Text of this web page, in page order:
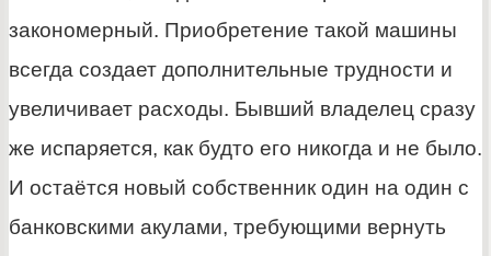
закономерный. Приобретение такой машины
всегда создает дополнительные трудности и
увеличивает расходы. Бывший владелец сразу
же испаряется, как будто его никогда и не было.
И остаётся новый собственник один на один с
банковскими акулами, требующими вернуть